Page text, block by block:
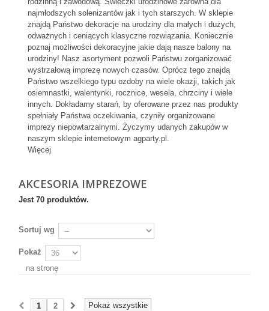
najmłodszych solenizantów jak i tych starszych. W sklepie
znajdą Państwo dekoracje na urodziny dla małych i dużych,
odważnych i ceniących klasyczne rozwiązania. Koniecznie
poznaj możliwości dekoracyjne jakie dają nasze balony na
urodziny! Nasz asortyment pozwoli Państwu zorganizować
wystrzałową imprezę nowych czasów. Oprócz tego znajdą
Państwo wszelkiego typu ozdoby na wiele okazji, takich jak
osiemnastki, walentynki, rocznice, wesela, chrzciny i wiele
innych. Dokładamy starań, by oferowane przez nas produkty
spełniały Państwa oczekiwania, czyniły organizowane
imprezy niepowtarzalnymi. Życzymy udanych zakupów w
naszym sklepie internetowym agparty.pl.
Więcej
AKCESORIA IMPREZOWE
Jest 70 produktów.
Sortuj wg
Pokaż
na stronę
Pokaż wszystkie
1 2